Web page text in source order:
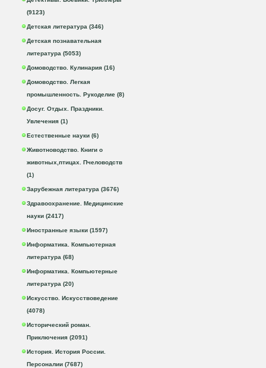
(9123)
Детская литература (346)
Детская познавательная
литература (5053)
Домоводство. Кулинария (16)
Домоводство. Легкая
промышленность. Рукоделие (8)
Досуг. Отдых. Праздники.
Увлечения (1)
Естественные науки (6)
Животноводство. Книги о
животных,птицах. Пчеловодств
(1)
Зарубежная литература (3676)
Здравоохранение. Медицинские
науки (2417)
Иностранные языки (1597)
Информатика. Компьютерная
литература (68)
Информатика. Компьютерные
литература (20)
Искусство. Искусствоведение
(4078)
Исторический роман.
Приключения (2091)
История. История России.
Персоналии (7687)